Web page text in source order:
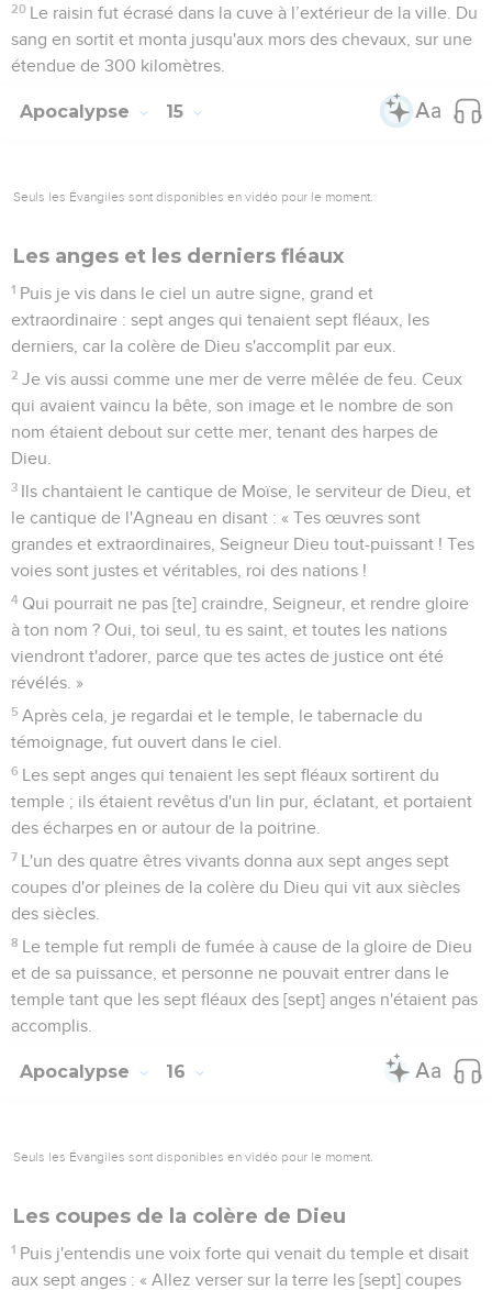
20 Le raisin fut écrasé dans la cuve à l’extérieur de la ville. Du
sang en sortit et monta jusqu'aux mors des chevaux, sur une
étendue de 300 kilomètres.
Apocalypse 15
Seuls les Évangiles sont disponibles en vidéo pour le moment.
Les anges et les derniers fléaux
1 Puis je vis dans le ciel un autre signe, grand et
extraordinaire : sept anges qui tenaient sept fléaux, les
derniers, car la colère de Dieu s'accomplit par eux.
2 Je vis aussi comme une mer de verre mêlée de feu. Ceux
qui avaient vaincu la bête, son image et le nombre de son
nom étaient debout sur cette mer, tenant des harpes de
Dieu.
3 Ils chantaient le cantique de Moïse, le serviteur de Dieu, et
le cantique de l'Agneau en disant : « Tes œuvres sont
grandes et extraordinaires, Seigneur Dieu tout-puissant ! Tes
voies sont justes et véritables, roi des nations !
4 Qui pourrait ne pas [te] craindre, Seigneur, et rendre gloire
à ton nom ? Oui, toi seul, tu es saint, et toutes les nations
viendront t'adorer, parce que tes actes de justice ont été
révélés. »
5 Après cela, je regardai et le temple, le tabernacle du
témoignage, fut ouvert dans le ciel.
6 Les sept anges qui tenaient les sept fléaux sortirent du
temple ; ils étaient revêtus d'un lin pur, éclatant, et portaient
des écharpes en or autour de la poitrine.
7 L'un des quatre êtres vivants donna aux sept anges sept
coupes d'or pleines de la colère du Dieu qui vit aux siècles
des siècles.
8 Le temple fut rempli de fumée à cause de la gloire de Dieu
et de sa puissance, et personne ne pouvait entrer dans le
temple tant que les sept fléaux des [sept] anges n'étaient pas
accomplis.
Apocalypse 16
Seuls les Évangiles sont disponibles en vidéo pour le moment.
Les coupes de la colère de Dieu
1 Puis j'entendis une voix forte qui venait du temple et disait
aux sept anges : « Allez verser sur la terre les [sept] coupes